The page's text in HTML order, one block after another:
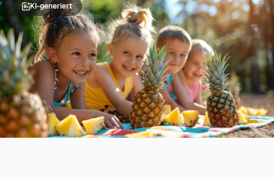
KI-generiert